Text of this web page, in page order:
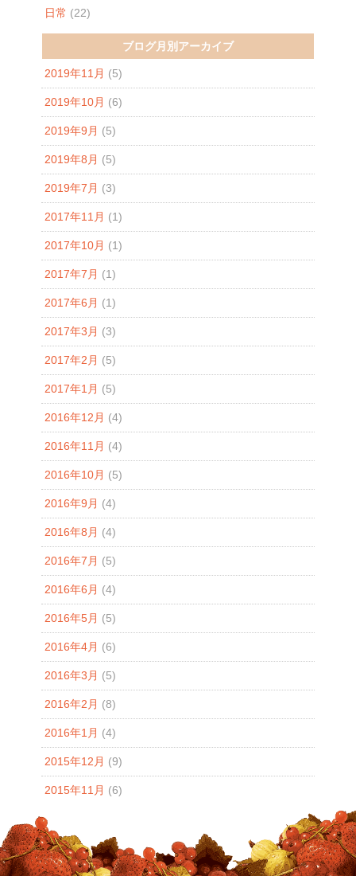
日常 (22)
ブログ月別アーカイブ
2019年11月 (5)
2019年10月 (6)
2019年9月 (5)
2019年8月 (5)
2019年7月 (3)
2017年11月 (1)
2017年10月 (1)
2017年7月 (1)
2017年6月 (1)
2017年3月 (3)
2017年2月 (5)
2017年1月 (5)
2016年12月 (4)
2016年11月 (4)
2016年10月 (5)
2016年9月 (4)
2016年8月 (4)
2016年7月 (5)
2016年6月 (4)
2016年5月 (5)
2016年4月 (6)
2016年3月 (5)
2016年2月 (8)
2016年1月 (4)
2015年12月 (9)
2015年11月 (6)